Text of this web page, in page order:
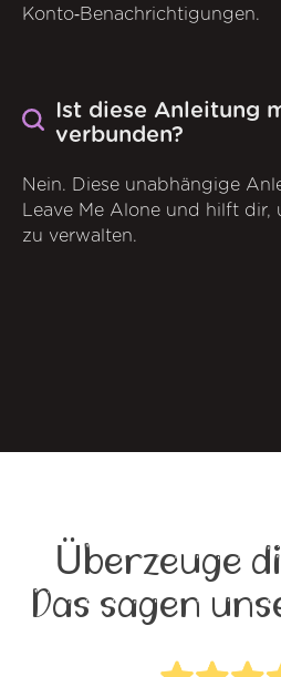
Konto‑Benachrichtigungen.
Ist diese Anleitung
verbunden?
Nein. Diese unabhängige
Leave Me Alone und hilft dir,
zu verwalten.
Überzeuge
Das sagen